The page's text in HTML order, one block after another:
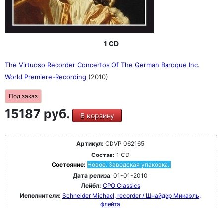
1 CD
The Virtuoso Recorder Concertos Of The German Baroque Inc.
World Premiere-Recording (2010)
Под заказ
15187 руб. В корзину
Артикул: CDVP 062165
Состав: 1 CD
Состояние: Новое. Заводская упаковка.
Дата релиза: 01-01-2010
Лейбл: CPO Classics
Исполнители: Schneider Michael, recorder / Шнайдер Микаэль,
флейта